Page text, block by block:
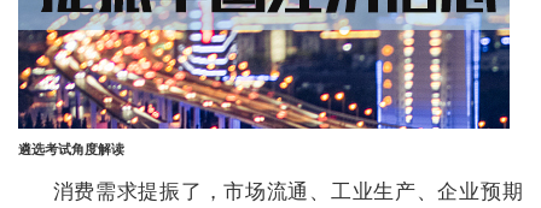
遴选考试角度解读
消费需求提振了，市场流通、工业生产、企业预期
职位查询 准考证 成绩查询
面试录用